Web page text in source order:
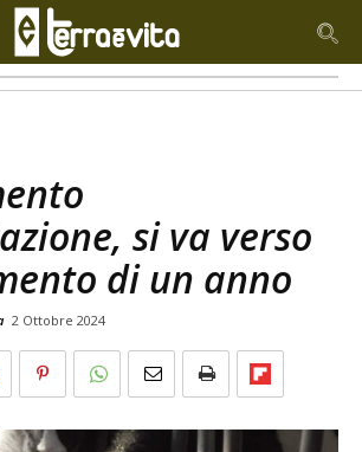
si va verso
di un anno
2 Ottobre 2024